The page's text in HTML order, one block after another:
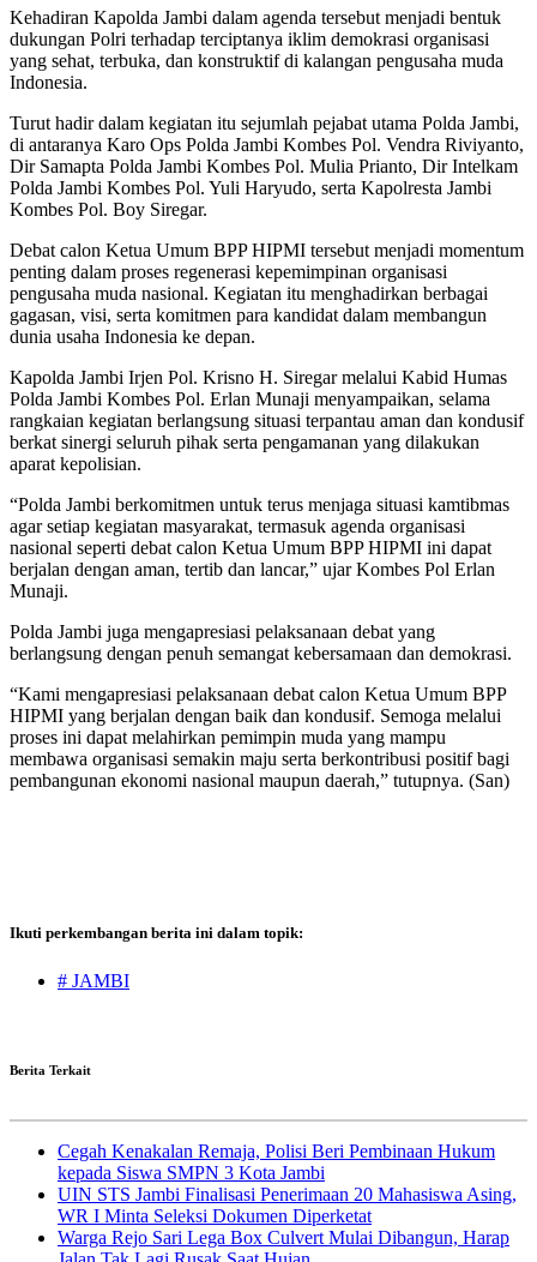
Kehadiran Kapolda Jambi dalam agenda tersebut menjadi bentuk
dukungan Polri terhadap terciptanya iklim demokrasi organisasi
yang sehat, terbuka, dan konstruktif di kalangan pengusaha muda
Indonesia.
Turut hadir dalam kegiatan itu sejumlah pejabat utama Polda Jambi,
di antaranya Karo Ops Polda Jambi Kombes Pol. Vendra Riviyanto,
Dir Samapta Polda Jambi Kombes Pol. Mulia Prianto, Dir Intelkam
Polda Jambi Kombes Pol. Yuli Haryudo, serta Kapolresta Jambi
Kombes Pol. Boy Siregar.
Debat calon Ketua Umum BPP HIPMI tersebut menjadi momentum
penting dalam proses regenerasi kepemimpinan organisasi
pengusaha muda nasional. Kegiatan itu menghadirkan berbagai
gagasan, visi, serta komitmen para kandidat dalam membangun
dunia usaha Indonesia ke depan.
Kapolda Jambi Irjen Pol. Krisno H. Siregar melalui Kabid Humas
Polda Jambi Kombes Pol. Erlan Munaji menyampaikan, selama
rangkaian kegiatan berlangsung situasi terpantau aman dan kondusif
berkat sinergi seluruh pihak serta pengamanan yang dilakukan
aparat kepolisian.
“Polda Jambi berkomitmen untuk terus menjaga situasi kamtibmas
agar setiap kegiatan masyarakat, termasuk agenda organisasi
nasional seperti debat calon Ketua Umum BPP HIPMI ini dapat
berjalan dengan aman, tertib dan lancar,” ujar Kombes Pol Erlan
Munaji.
Polda Jambi juga mengapresiasi pelaksanaan debat yang
berlangsung dengan penuh semangat kebersamaan dan demokrasi.
“Kami mengapresiasi pelaksanaan debat calon Ketua Umum BPP
HIPMI yang berjalan dengan baik dan kondusif. Semoga melalui
proses ini dapat melahirkan pemimpin muda yang mampu
membawa organisasi semakin maju serta berkontribusi positif bagi
pembangunan ekonomi nasional maupun daerah,” tutupnya. (San)
Ikuti perkembangan berita ini dalam topik:
# JAMBI
Berita Terkait
Cegah Kenakalan Remaja, Polisi Beri Pembinaan Hukum
kepada Siswa SMPN 3 Kota Jambi
UIN STS Jambi Finalisasi Penerimaan 20 Mahasiswa Asing,
WR I Minta Seleksi Dokumen Diperketat
Warga Rejo Sari Lega Box Culvert Mulai Dibangun, Harap